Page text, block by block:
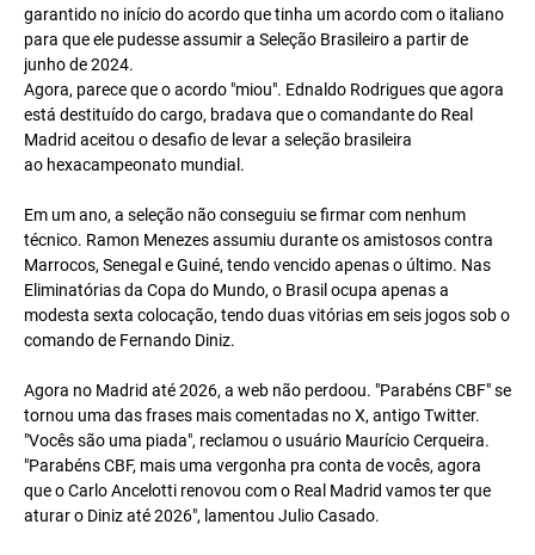
garantido no início do acordo que tinha um acordo com o italiano
para que ele pudesse assumir a Seleção Brasileiro a partir de
junho de 2024.
Agora, parece que o acordo "miou". Ednaldo Rodrigues que agora
está destituído do cargo, bradava que o comandante do Real
Madrid aceitou o desafio de levar a seleção brasileira
ao hexacampeonato mundial.
Em um ano, a seleção não conseguiu se firmar com nenhum
técnico. Ramon Menezes assumiu durante os amistosos contra
Marrocos, Senegal e Guiné, tendo vencido apenas o último. Nas
Eliminatórias da Copa do Mundo, o Brasil ocupa apenas a
modesta sexta colocação, tendo duas vitórias em seis jogos sob o
comando de Fernando Diniz.
Agora no Madrid até 2026, a web não perdoou. "Parabéns CBF" se
tornou uma das frases mais comentadas no X, antigo Twitter.
"Vocês são uma piada", reclamou o usuário Maurício Cerqueira.
"Parabéns CBF, mais uma vergonha pra conta de vocês, agora
que o Carlo Ancelotti renovou com o Real Madrid vamos ter que
aturar o Diniz até 2026", lamentou Julio Casado.